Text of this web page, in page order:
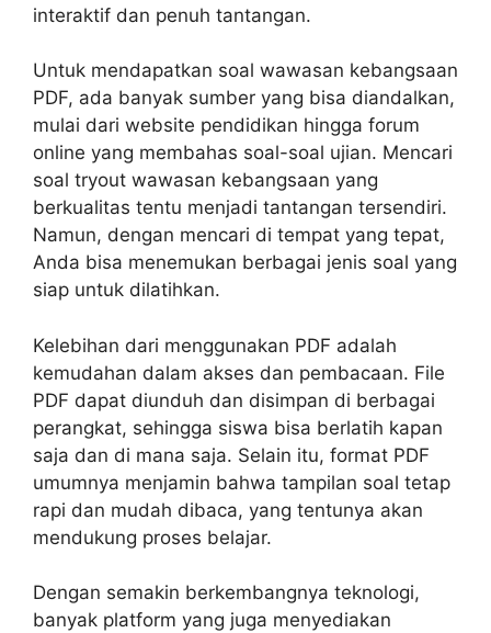
interaktif dan penuh tantangan.
Untuk mendapatkan soal wawasan kebangsaan
PDF, ada banyak sumber yang bisa diandalkan,
mulai dari website pendidikan hingga forum
online yang membahas soal-soal ujian. Mencari
soal tryout wawasan kebangsaan yang
berkualitas tentu menjadi tantangan tersendiri.
Namun, dengan mencari di tempat yang tepat,
Anda bisa menemukan berbagai jenis soal yang
siap untuk dilatihkan.
Kelebihan dari menggunakan PDF adalah
kemudahan dalam akses dan pembacaan. File
PDF dapat diunduh dan disimpan di berbagai
perangkat, sehingga siswa bisa berlatih kapan
saja dan di mana saja. Selain itu, format PDF
umumnya menjamin bahwa tampilan soal tetap
rapi dan mudah dibaca, yang tentunya akan
mendukung proses belajar.
Dengan semakin berkembangnya teknologi,
banyak platform yang juga menyediakan